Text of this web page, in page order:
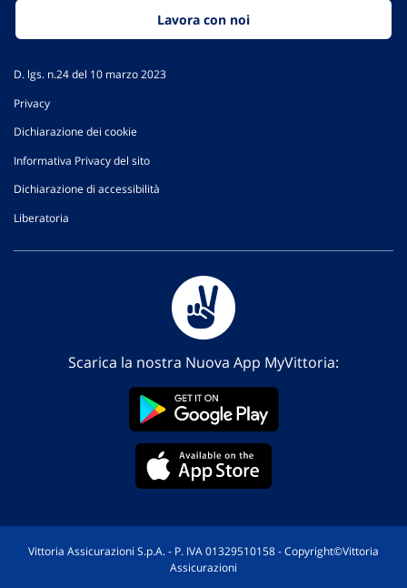
Lavora con noi
D. lgs. n.24 del 10 marzo 2023
Privacy
Dichiarazione dei cookie
Informativa Privacy del sito
Dichiarazione di accessibilità
Liberatoria
Scarica la nostra Nuova App MyVittoria:
Vittoria Assicurazioni S.p.A. - P. IVA 01329510158 - Copyright©Vittoria
Assicurazioni